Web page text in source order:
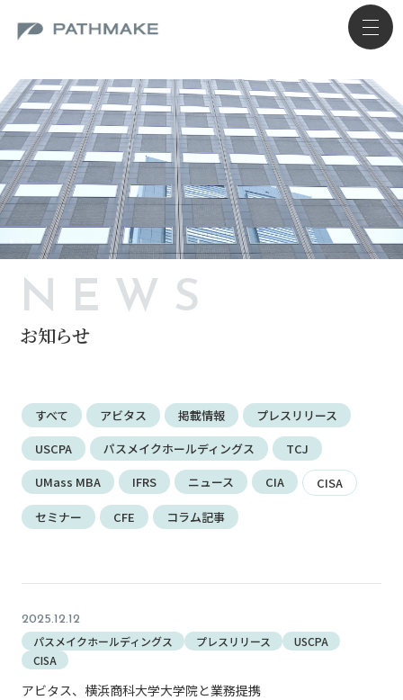
NEWS
お知らせ
すべて アビタス 掲載情報
プレスリリース
USCPA
パスメイクホールディングス
TCJ
UMass MBA
IFRS ニュース CIA
CISA
セミナー
CFE コラム記事
2025.12.12
パスメイクホールディングス プレスリリース
USCPA
CISA
アビタス、横浜商科大学大学院と業務提携